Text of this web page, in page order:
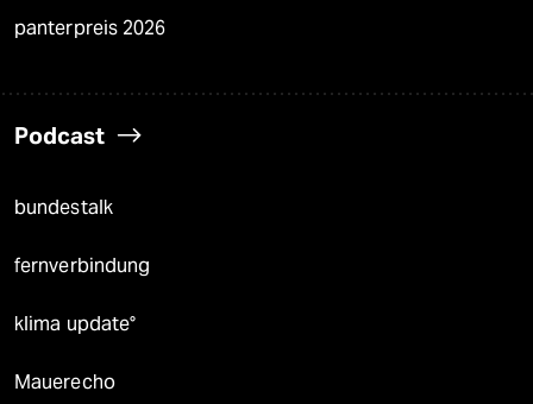
panterpreis 2026
Podcast
bundestalk
fernverbindung
klima update°
Mauerecho